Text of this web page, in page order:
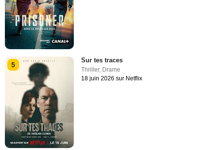
5
Sur tes traces
Thriller, Drame
18 juin 2026 sur Netflix